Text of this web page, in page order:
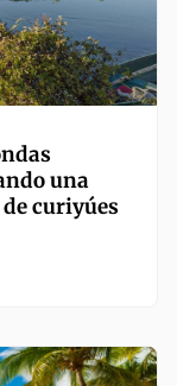
una
curiyúes